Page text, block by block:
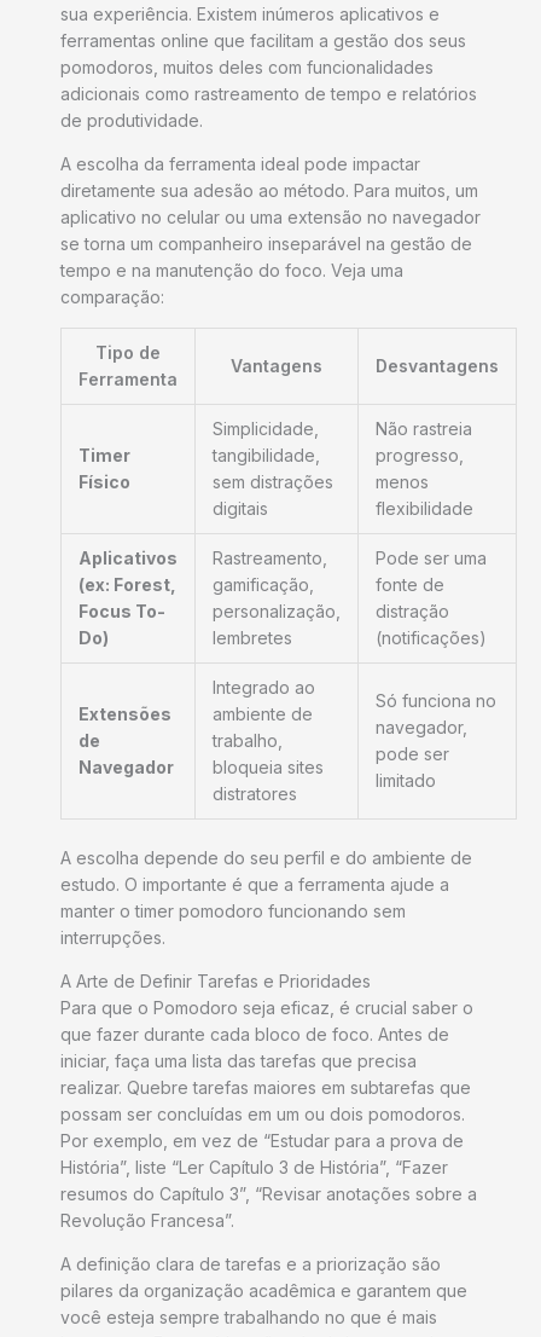
sua experiência. Existem inúmeros aplicativos e
ferramentas online que facilitam a gestão dos seus
pomodoros, muitos deles com funcionalidades
adicionais como rastreamento de tempo e relatórios
de produtividade.
A escolha da ferramenta ideal pode impactar
diretamente sua adesão ao método. Para muitos, um
aplicativo no celular ou uma extensão no navegador
se torna um companheiro inseparável na gestão de
tempo e na manutenção do foco. Veja uma
comparação:
Tipo de
Ferramenta
Vantagens Desvantagens
Timer
Físico
Simplicidade,
tangibilidade,
sem distrações
digitais
Não rastreia
progresso,
menos
flexibilidade
Aplicativos
(ex: Forest,
Focus To-
Do)
Rastreamento,
gamificação,
personalização,
lembretes
Pode ser uma
fonte de
distração
(notificações)
Extensões
de
Navegador
Integrado ao
ambiente de
trabalho,
bloqueia sites
distratores
Só funciona no
navegador,
pode ser
limitado
A escolha depende do seu perfil e do ambiente de
estudo. O importante é que a ferramenta ajude a
manter o timer pomodoro funcionando sem
interrupções.
A Arte de Definir Tarefas e Prioridades
Para que o Pomodoro seja eficaz, é crucial saber o
que fazer durante cada bloco de foco. Antes de
iniciar, faça uma lista das tarefas que precisa
realizar. Quebre tarefas maiores em subtarefas que
possam ser concluídas em um ou dois pomodoros.
Por exemplo, em vez de “Estudar para a prova de
História”, liste “Ler Capítulo 3 de História”, “Fazer
resumos do Capítulo 3”, “Revisar anotações sobre a
Revolução Francesa”.
A definição clara de tarefas e a priorização são
pilares da organização acadêmica e garantem que
você esteja sempre trabalhando no que é mais